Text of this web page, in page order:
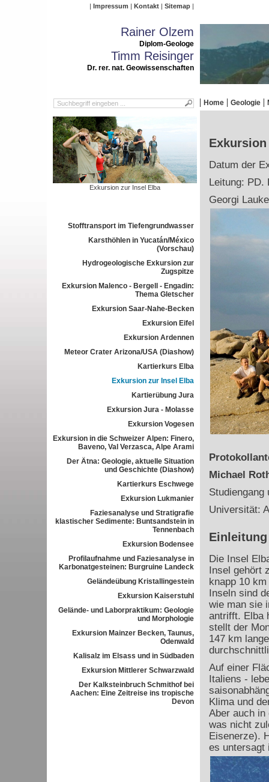
Impressum Kontakt Sitemap
Rainer Olzem
Diplom-Geologe
Timm Reisinger
Dr. rer. nat. Geowissenschaften
Home Geologie
Exkursion zur Insel Elba
Stofftransport im Tiefengrundwasser
Karsthöhlen in Yucatán/México
(Vorschau)
Hydrogeologische Exkursion zur
Zugspitze
Exkursion Malenco - Bergell - Engadin:
Thema Gletscher
Exkursion Saar-Nahe-Becken
Exkursion Eifel
Exkursion Ardennen
Meteor Crater Arizona/USA (Diashow)
Kartierkurs Elba
Exkursion zur Insel Elba
Kartierübung Jura
Exkursion Jura - Molasse
Exkursion Vogesen
Exkursion in die Schweizer Alpen: Finero,
Baveno, Val Verzasca, Alpe Arami
Der Ätna: Geologie, aktuelle Situation
und Geschichte (Diashow)
Kartierkurs Eschwege
Exkursion Lukmanier
Faziesanalyse und Stratigrafie
klastischer Sedimente: Buntsandstein in
Tennenbach
Exkursion Bodensee
Profilaufnahme und Faziesanalyse in
Karbonatgesteinen: Burgruine Landeck
Geländeübung Kristallingestein
Exkursion Kaiserstuhl
Gelände- und Laborpraktikum: Geologie
und Morphologie
Exkursion Mainzer Becken, Taunus,
Odenwald
Kalisalz im Elsass und in Südbaden
Exkursion Mittlerer Schwarzwald
Der Kalksteinbruch Schmithof bei
Aachen: Eine Zeitreise ins tropische
Devon
Datum der
Leitung: PD.
Georgi
Michael
Universität:
Einleitung
Die Insel
Insel gehört
knapp 10
Inseln sind
wie man sie
antrifft. Elba
stellt der
147 km
Auf einer
Italiens -
Klima und
Aber auch in
was nicht
Eisenerze).
es untersagt